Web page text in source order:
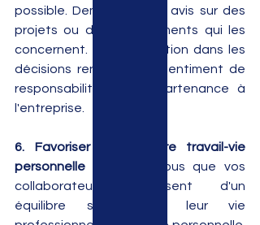
possible. Demandez leur avis sur des
projets ou des changements qui les
concernent. Leur implication dans les
décisions renforce leur sentiment de
responsabilité et d'appartenance à
l'entreprise.
6. Favoriser un équilibre travail-vie
personnelle :
Assurez-vous que vos
collaborateurs disposent d'un
équilibre sain entre leur vie